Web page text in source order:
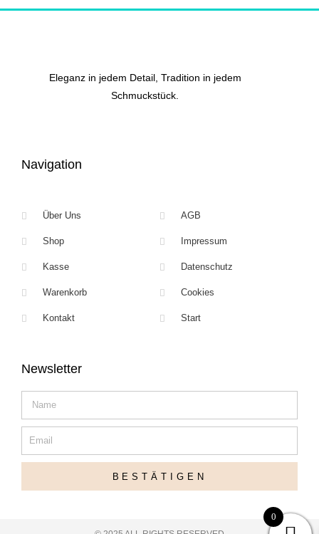
Eleganz in jedem Detail, Tradition in jedem
Schmuckstück.
Navigation
Über Uns
Shop
Kasse
Warenkorb
Kontakt
AGB
Impressum
Datenschutz
Cookies
Start
Newsletter
BESTÄTIGEN
0